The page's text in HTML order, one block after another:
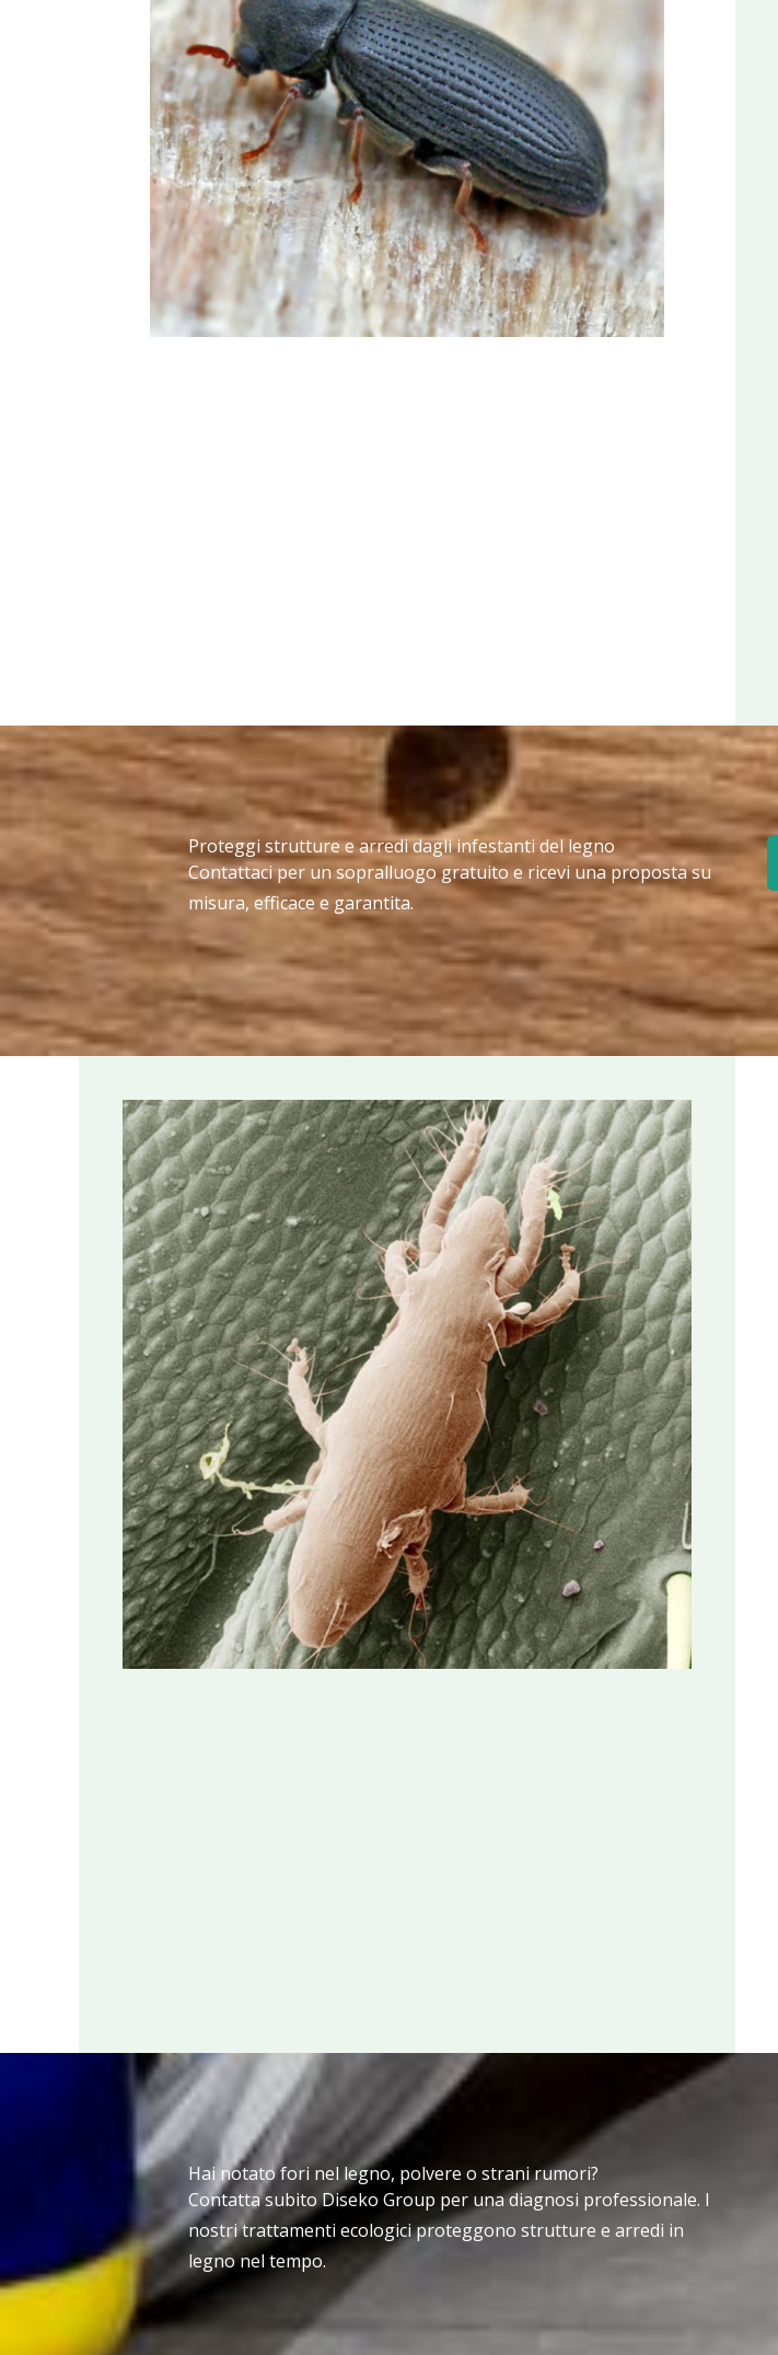
Proteggi strutture e arredi dagli infestanti del legno
Contattaci per un sopralluogo gratuito e ricevi una proposta su
misura, efficace e garantita.
Hai notato fori nel legno, polvere o strani rumori?
Contatta subito Diseko Group per una diagnosi professionale. I
nostri trattamenti ecologici proteggono strutture e arredi in
legno nel tempo.